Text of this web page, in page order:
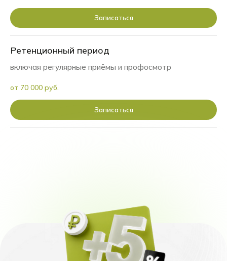
Записаться
Ретенционный период
включая регулярные приёмы и профосмотр
от 70 000 руб.
Записаться
Составление плана лечения —
выбор оптимальной брекет-
системы, расчет сроков
коррекции и прогнозирование
окончательного результата.
Заказать звонок консультанта